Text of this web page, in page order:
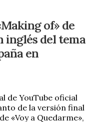
of» de
inglés del tema
en
de YouTube oficial
de la versión final
«Voy a Quedarme»,